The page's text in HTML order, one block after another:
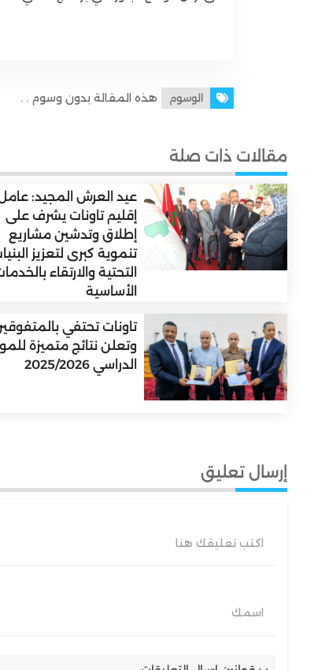
الوسوم هذه المقالة بدون وسوم . .
مقالات ذات صلة
عيد العرش المجيد:
إقليم تاونات يشرف على
إطلاق وتدشين مشاريع
تنموية كبرى لتعزيز
التحتية والارتقاء
الأساسية
تاونات تحتفي
وتعلن نتائج متميزة
الدراسي 2025/2026
إرسال تعليق
اكتب تعليقك هنا
اسمك